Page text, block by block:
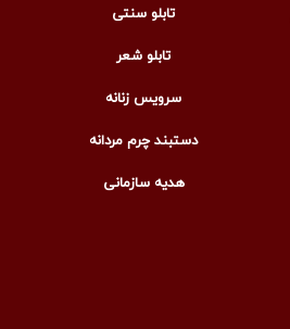
تابلو سنتی
تابلو شعر
سرویس زنانه
دستبند چرم مردانه
هدیه سازمانی